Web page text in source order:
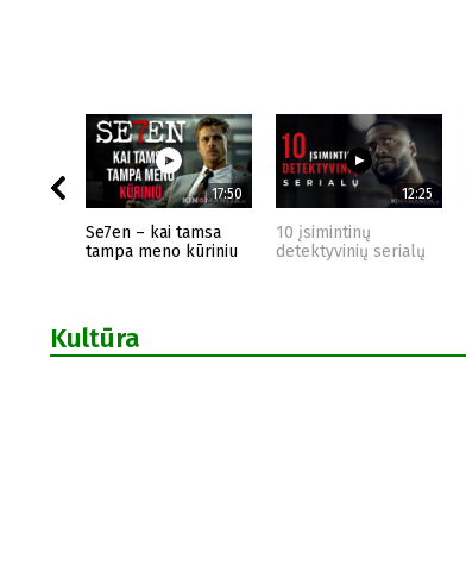
17:50
Se7en – kai tamsa
tampa meno kūriniu
12:25
10 įsimintinų
detektyvinių serialų
Kultūra